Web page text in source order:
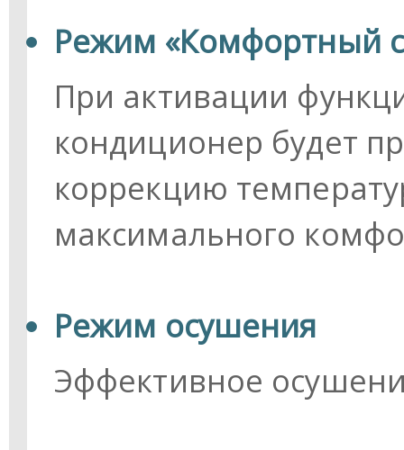
Режим «Комфортный
При активации
кондиционер будет
коррекцию
максимального
Режим осушения
Эффективное